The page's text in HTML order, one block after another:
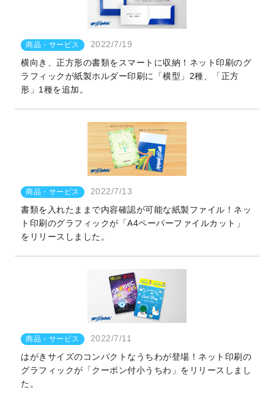
商品・サービス
2022/7/19
横向き、正方形の書類をスマートに収納！ネット印刷のグ
ラフィックが紙製ホルダー印刷に「横型」2種、「正方
形」1種を追加。
商品・サービス
2022/7/13
書類を入れたままで内容確認が可能な紙製ファイル！ネッ
ト印刷のグラフィックが「A4ペーパーファイルカット」
をリリースしました。
商品・サービス
2022/7/11
はがきサイズのコンパクトなうちわが登場！ネット印刷の
グラフィックが「クーポン付小うちわ」をリリースしまし
た。